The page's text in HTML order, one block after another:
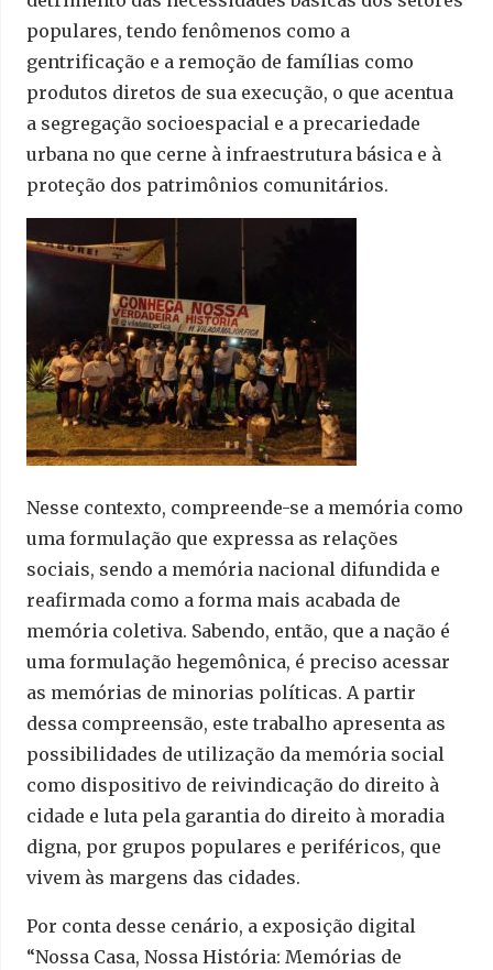
populares, tendo fenômenos como a
gentrificação e a remoção de famílias como
produtos diretos de sua execução, o que acentua
a segregação socioespacial e a precariedade
urbana no que cerne à infraestrutura básica e à
proteção dos patrimônios comunitários.
Nesse contexto, compreende-se a memória como
uma formulação que expressa as relações
sociais, sendo a memória nacional difundida e
reafirmada como a forma mais acabada de
memória coletiva. Sabendo, então, que a nação é
uma formulação hegemônica, é preciso acessar
as memórias de minorias políticas. A partir
dessa compreensão, este trabalho apresenta as
possibilidades de utilização da memória social
como dispositivo de reivindicação do direito à
cidade e luta pela garantia do direito à moradia
digna, por grupos populares e periféricos, que
vivem às margens das cidades.
Por conta desse cenário, a exposição digital
“Nossa Casa, Nossa História: Memórias de